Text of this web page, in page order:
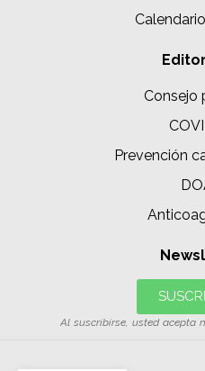
Consejo
Prevención
Al suscribirse, usted acepta